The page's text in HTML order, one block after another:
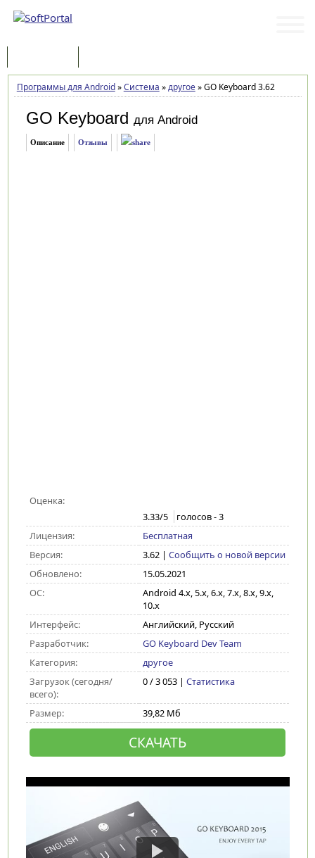
Программы для Android»Система »другое»GO Keyboard 3.62
GO Keyboard для Android
Описание Отзывы
Оценка:
3.33/5 голосов -3
Лицензия:
Бесплатная
Версия:
3.62| Сообщить о новой версии
Обновлено:
15.05.2021
ОС:
Android 4.x, 5.x, 6.x, 7.x, 8.x, 9.x,
10.x
Интерфейс:
Английский, Русский
Разработчик:
GO Keyboard Dev Team
Категория:
другое
Загрузок (сегодня/
всего):
0 / 3 053 | Статистика
Размер: 39,82 Мб
СКАЧАТЬ